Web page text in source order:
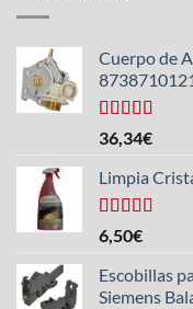
Cuerpo de
Valorado
con
de 5
36,34€
Limpia
Valorado
con
de 5
6,50€
Escobillas
Siemens